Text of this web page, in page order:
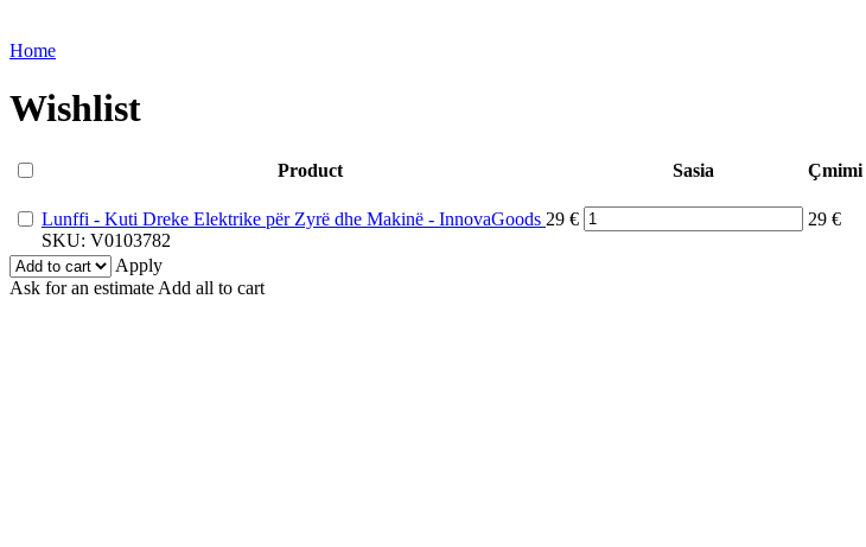
Home
Wishlist
Product Sasia Çmimi
Lunffi - Kuti Dreke Elektrike për Zyrë dhe Makinë - InnovaGoods 29 €
SKU: V0103782
29 €
Apply
Ask for an estimateAdd all to cart